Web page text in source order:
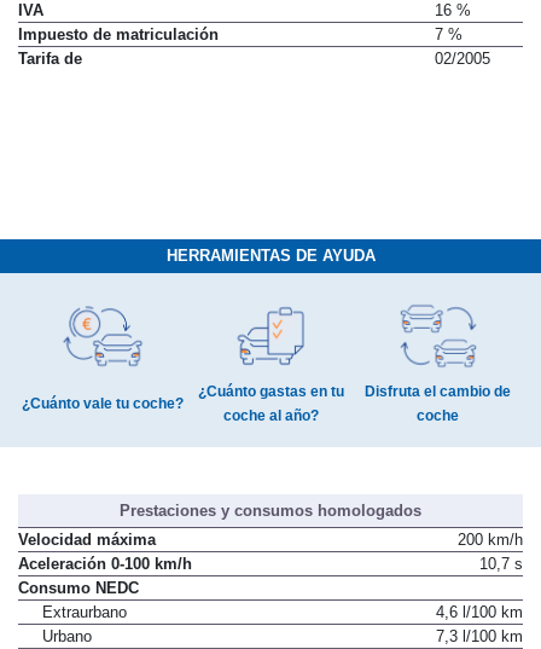
IVA
16 %
Impuesto de matriculación
7 %
Tarifa de
02/2005
HERRAMIENTAS DE AYUDA
¿Cuánto vale tu coche?
¿Cuánto gastas en tu
coche al año?
Disfruta el cambio de
coche
Prestaciones y consumos homologados
Velocidad máxima
200 km/h
Aceleración 0-100 km/h
10,7 s
Consumo NEDC
Extraurbano
4,6 l/100 km
Urbano
7,3 l/100 km